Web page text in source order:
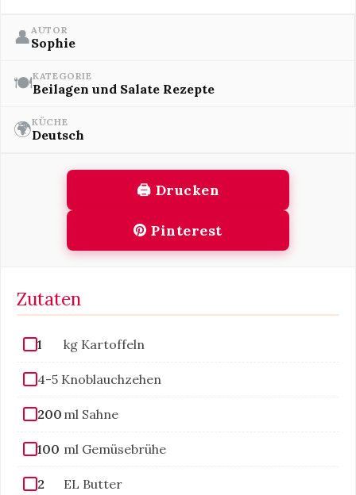
👤 AUTOR
Sophie
🍽KATEGORIE
Beilagen und Salate Rezepte
🌍KÜCHE
Deutsch
🖨 Drucken
Pinterest
Zutaten
1 kg Kartoffeln
4-5 Knoblauchzehen
200 ml Sahne
100 ml Gemüsebrühe
2 EL Butter